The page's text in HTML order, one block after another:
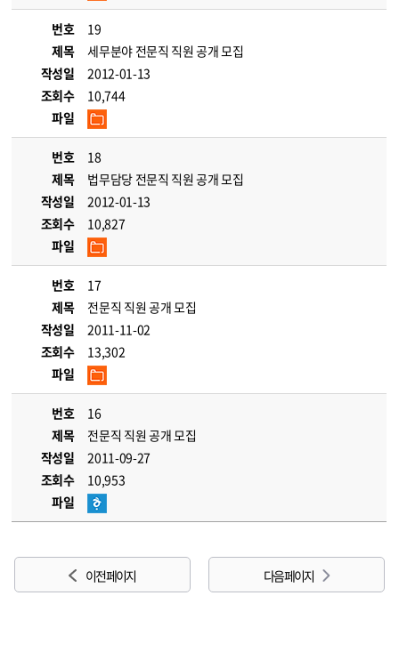
번호
19
제목
세무분야 전문직 직원 공개 모집
작성일
2012-01-13
조회수
10,744
파일
번호
18
제목
법무담당 전문직 직원 공개 모집
작성일
2012-01-13
조회수
10,827
파일
번호
17
제목
전문직 직원 공개 모집
작성일
2011-11-02
조회수
13,302
파일
번호
16
제목
전문직 직원 공개 모집
작성일
2011-09-27
조회수
10,953
파일
이전 페이지 다음 페이지